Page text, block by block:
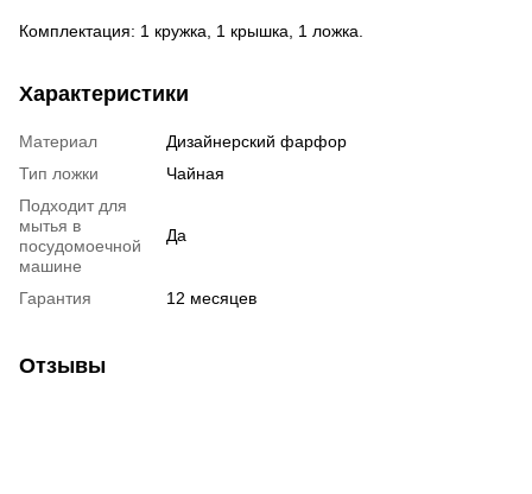
Комплектация: 1 кружка, 1 крышка, 1 ложка.
Характеристики
Материал
Дизайнерский фарфор
Тип ложки
Чайная
Подходит для
мытья в
посудомоечной
машине
Да
Гарантия 12 месяцев
Отзывы